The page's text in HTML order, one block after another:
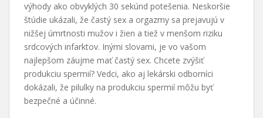
výhody ako obvyklých 30 sekúnd potešenia. Neskoršie
štúdie ukázali, že častý sex a orgazmy sa prejavujú v
nižšej úmrtnosti mužov i žien a tiež v menšom riziku
srdcových infarktov. Inými slovami, je vo vašom
najlepšom záujme mať častý sex. Chcete zvýšiť
produkciu spermií? Vedci, ako aj lekárski odborníci
dokázali, že pilulky na produkciu spermií môžu byť
bezpečné a účinné.